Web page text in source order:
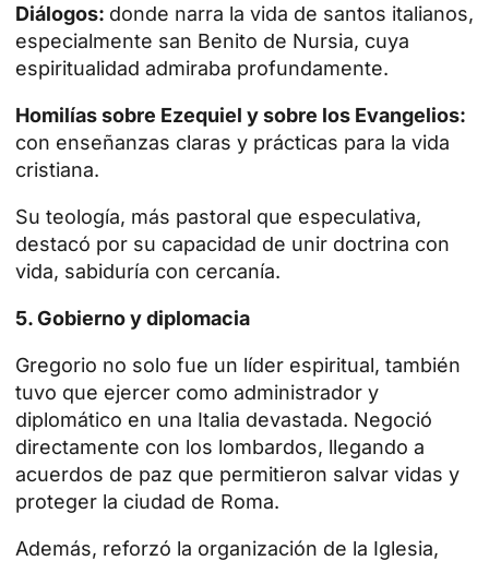
Diálogos: donde narra la vida de santos italianos,
especialmente san Benito de Nursia, cuya
espiritualidad admiraba profundamente.
Homilías sobre Ezequiel y sobre los Evangelios:
con enseñanzas claras y prácticas para la vida
cristiana.
Su teología, más pastoral que especulativa,
destacó por su capacidad de unir doctrina con
vida, sabiduría con cercanía.
5. Gobierno y diplomacia
Gregorio no solo fue un líder espiritual, también
tuvo que ejercer como administrador y
diplomático en una Italia devastada. Negoció
directamente con los lombardos, llegando a
acuerdos de paz que permitieron salvar vidas y
proteger la ciudad de Roma.
Además, reforzó la organización de la Iglesia,